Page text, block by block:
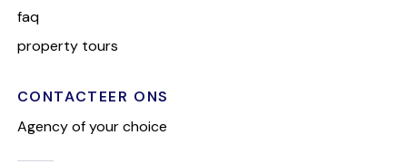
faq
property tours
CONTACTEER ONS
Agency of your choice